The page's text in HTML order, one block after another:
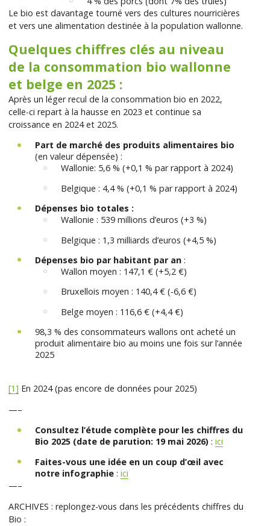
Le bio est davantage tourné vers des cultures nourricières
et vers une alimentation destinée à la population wallonne.
Quelques chiffres clés au niveau
de la consommation bio wallonne
et belge en 2025 :
Après un léger recul de la consommation bio en 2022,
celle-ci repart à la hausse en 2023 et continue sa
croissance en 2024 et 2025.
Part de marché des produits alimentaires bio
(en valeur dépensée) :
Wallonie: 5,6 % (+0,1 % par rapport à 2024)
Belgique : 4,4 % (+0,1 % par rapport à 2024)
Dépenses bio totales :
Wallonie : 539 millions d’euros (+3 %)
Belgique : 1,3 milliards d’euros (+4,5 %)
Dépenses bio par habitant par an :
Wallon moyen : 147,1 € (+5,2 €)
Bruxellois moyen : 140,4 € (-6,6 €)
Belge moyen : 116,6 € (+4,4 €)
98,3 % des consommateurs wallons ont acheté un
produit alimentaire bio au moins une fois sur l’année
2025
[1] En 2024 (pas encore de données pour 2025)
—–
Consultez l’étude complète pour les chiffres du
Bio 2025 (date de parution: 19 mai 2026): ici
Faites-vous une idée en un coup d’œil avec
notre infographie: ici
—–
ARCHIVES : replongez-vous dans les précédents chiffres du
Bio :